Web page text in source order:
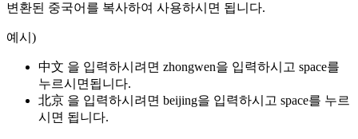
변환된 중국어를 복사하여 사용하시면 됩니다.
예시)
中文 을 입력하시려면 zhongwen을 입력하시고 space를
누르시면됩니다.
北京 을 입력하시려면 beijing을 입력하시고 space를 누르
시면 됩니다.